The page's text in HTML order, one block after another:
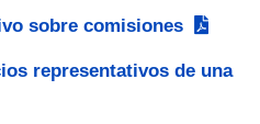
sobre comisiones
representativos de una